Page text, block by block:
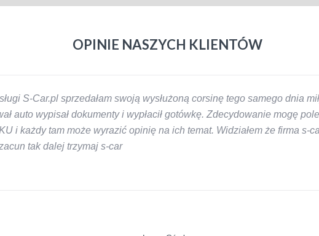
OPINIE NASZYCH KLIENTÓW
S-Car.pl sprzedałam swoją wysłużoną corsinę tego samego dnia
auto wypisał dokumenty i wypłacił gotówkę. Zdecydowanie mogę
i każdy tam może wyrazić opinię na ich temat. Widziałem że firma s-
tak dalej trzymaj s-car